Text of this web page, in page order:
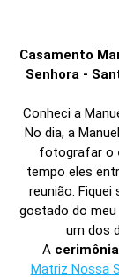
Casamento
Senhora -
Conheci a
No dia, a
fotografar o
tempo eles
reunião.
gostado do
um dos
A
Matriz Nossa